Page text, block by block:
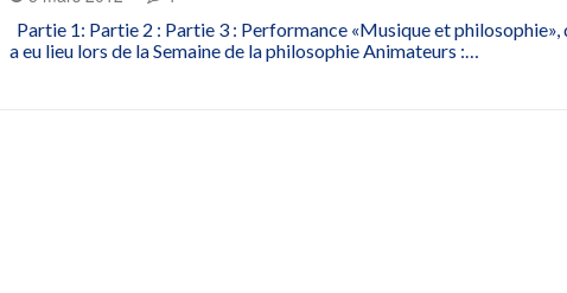
Partie 1: Partie 2 : Partie 3 : Performance «Musique et philosophie»,
a eu lieu lors de la Semaine de la philosophie Animateurs :…